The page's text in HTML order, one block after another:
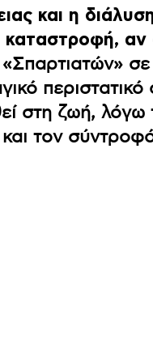
και η
καταστροφή,
σε
στη ζωή, λόγω
τον